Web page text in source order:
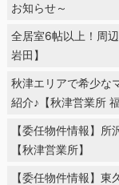
お知らせ～
全居室6帖以上！周
岩田】
秋津エリアで希少な
紹介♪【秋津営業所 福
【委任物件情報】
【秋津営業所】
【委任物件情報】